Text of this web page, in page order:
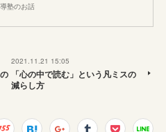
塾のお話
2021.11.21 15:05
「心の中で読む」という凡ミスの
減らし方